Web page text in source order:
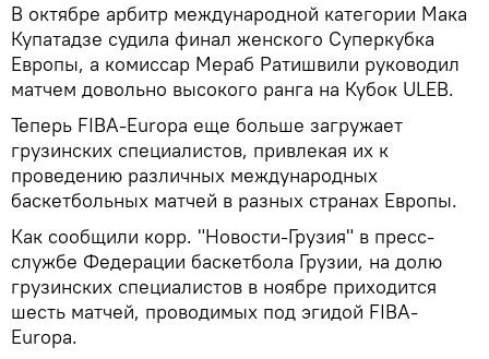
В октябре арбитр международной категории Мака
Купатадзе судила финал женского Суперкубка
Европы, а комиссар Мераб Ратишвили руководил
матчем довольно высокого ранга на Кубок ULEB.
Теперь FIBA-Europa еще больше загружает
грузинских специалистов, привлекая их к
проведению различных международных
баскетбольных матчей в разных странах Европы.
Как сообщили корр. "Новости-Грузия" в пресс-
службе Федерации баскетбола Грузии, на долю
грузинских специалистов в ноябре приходится
шесть матчей, проводимых под эгидой FIBA-
Europa.